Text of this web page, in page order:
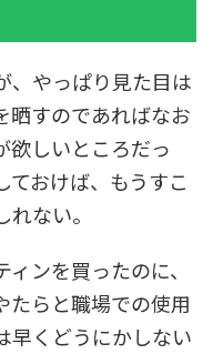
、やっぱり見た目は
晒すのであればなお
欲しいところだっ
おけば、もうすこ
ない。
ンを買ったのに、
たらと職場での使用
早くどうにかしない